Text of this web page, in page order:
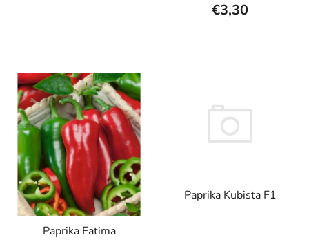
€3,30
Paprika Fatima
Paprika Kubista F1